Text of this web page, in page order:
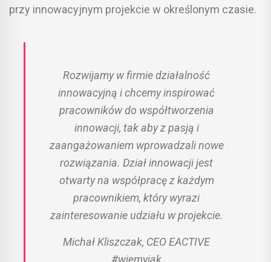
przy innowacyjnym projekcie w określonym czasie.
Rozwijamy w firmie działalność
innowacyjną i chcemy inspirować
pracowników do współtworzenia
innowacji, tak aby z pasją i
zaangażowaniem wprowadzali nowe
rozwiązania. Dział innowacji jest
otwarty na współpracę z każdym
pracownikiem, który wyrazi
zainteresowanie udziału w projekcie.
Michał Kliszczak, CEO EACTIVE
#wiemyjak